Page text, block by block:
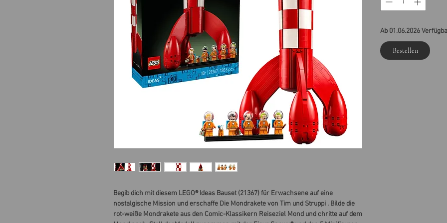
Begib dich mit diesem LEGO® Ideas Bauset (21367) für Erwachsene auf eine
nostalgische Mission und erschaffe Die Mondrakete von Tim und Struppi . Bilde die
rot-weiße Mondrakete aus den Comic-Klassikern Reiseziel Mond und chritte auf dem
Ab 01.06.2026
Bestellen